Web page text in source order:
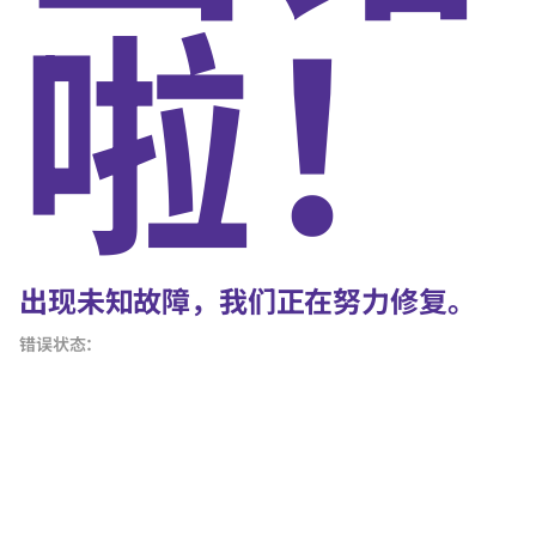
啦！
出现未知故障，我们正在努力修复。
错误状态：